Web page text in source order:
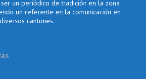
un periódico de tradición en la zona
un referente en la comunicación en
cantones.